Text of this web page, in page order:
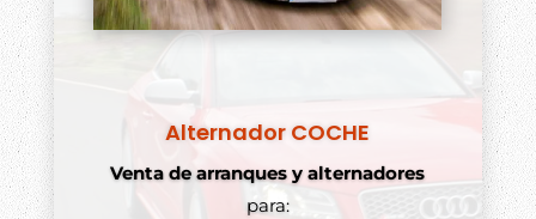
Alternador COCHE
Venta de arranques y alternadores
para: